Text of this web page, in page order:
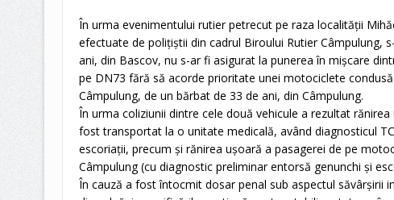
În urma evenimentului rutier petrecut pe raza localității
efectuate de polițiștii din cadrul Biroului Rutier Câmpulung,
ani, din Bascov, nu s-ar fi asigurat la punerea în mișcare
pe DN73 fără să acorde prioritate unei motociclete
Câmpulung, de un bărbat de 33 de ani, din Câmpulung.
În urma coliziunii dintre cele două vehicule a rezultat
fost transportat la o unitate medicală, având diagnosticul
escoriații, precum și rănirea ușoară a pasagerei de pe
Câmpulung (cu diagnostic preliminar entorsă genunchi și
În cauză a fost întocmit dosar penal sub aspectul săvârșirii